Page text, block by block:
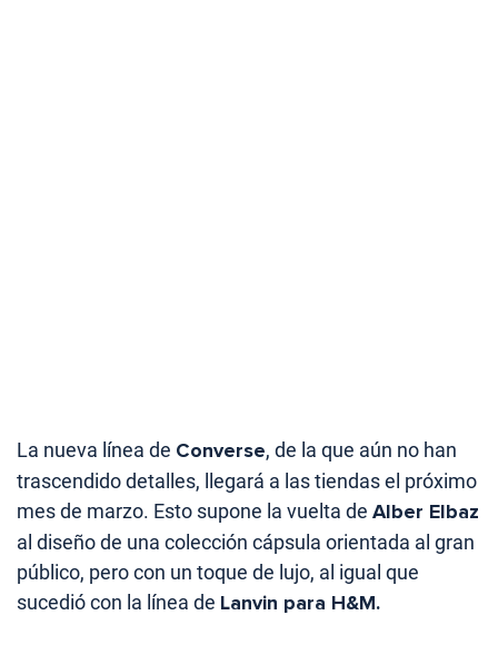
La nueva línea de Converse, de la que aún no han
trascendido detalles, llegará a las tiendas el próximo
mes de marzo. Esto supone la vuelta de Alber Elbaz
al diseño de una colección cápsula orientada al gran
público, pero con un toque de lujo, al igual que
sucedió con la línea de Lanvin para H&M.